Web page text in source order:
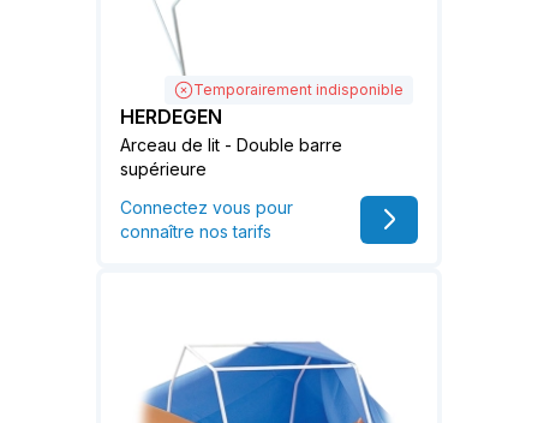
Temporairement indisponible
HERDEGEN
Arceau de lit - Double barre
supérieure
Connectez vous pour
connaître nos tarifs